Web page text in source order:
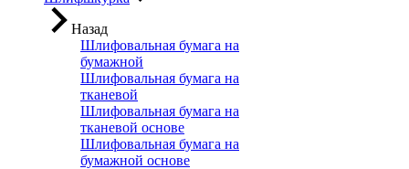
Назад
Шлифовальная бумага на
бумажной
Шлифовальная бумага на
тканевой
Шлифовальная бумага на
тканевой основе
Шлифовальная бумага на
бумажной основе